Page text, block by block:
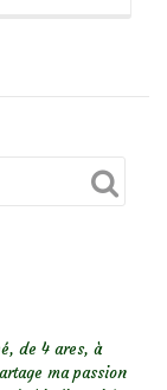
voyez-
de 4 ares, à
ma passion